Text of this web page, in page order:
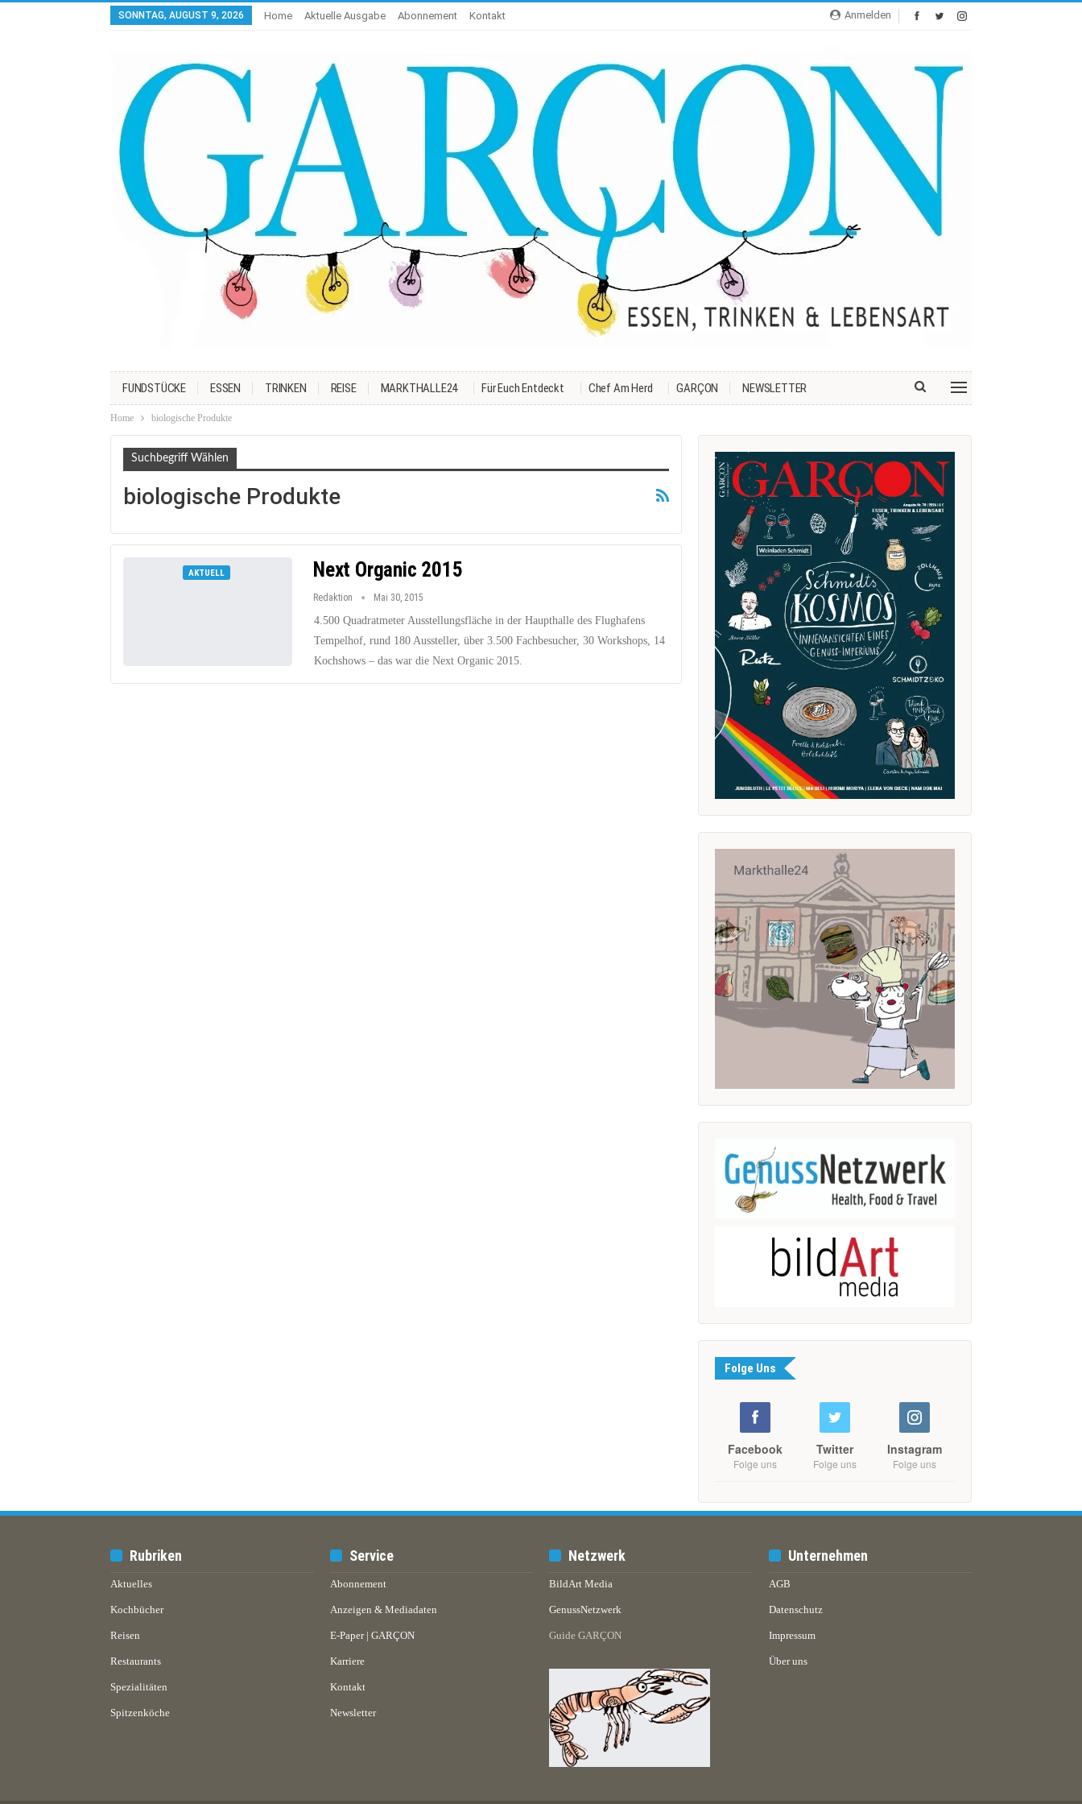
Anmelden
SONNTAG, AUGUST 9, 2026 Home Aktuelle Ausgabe Abonnement Kontakt
FUNDSTÜCKE ESSEN TRINKEN REISE MARKTHALLE24 Für Euch Entdeckt Chef Am Herd GARÇON NEWSLETTER
Home biologische Produkte
Suchbegriff Wählen
biologische Produkte
AKTUELL Next Organic 2015
Redaktion Mai 30, 2015
4.500 Quadratmeter Ausstellungsfläche in der Haupthalle des Flughafens
Tempelhof, rund 180 Aussteller, über 3.500 Fachbesucher, 30 Workshops, 14
Kochshows – das war die Next Organic 2015.
Folge Uns
Facebook
Folge uns
Twitter
Folge uns
Instagram
Folge uns
Rubriken
Aktuelles
Kochbücher
Reisen
Restaurants
Spezialitäten
Spitzenköche
Service
Abonnement
Anzeigen & Mediadaten
E-Paper | GARÇON
Karriere
Kontakt
Newsletter
Netzwerk
BildArt Media
GenussNetzwerk
Guide GARÇON
Unternehmen
AGB
Datenschutz
Impressum
Über uns